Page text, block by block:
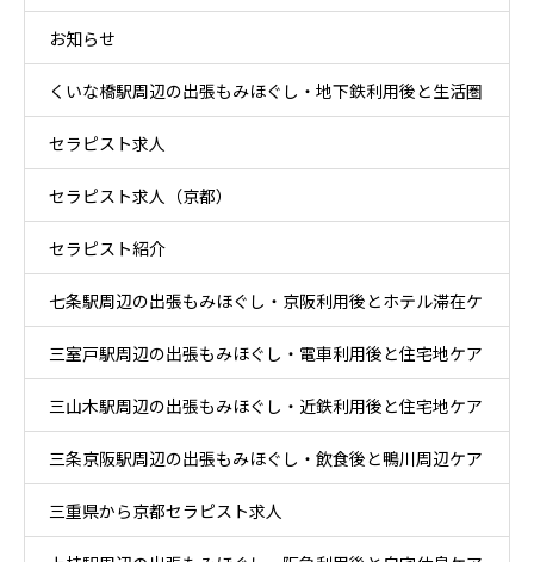
ア
お知らせ
くいな橋駅周辺の出張もみほぐし・地下鉄利用後と生活圏
ケア
セラピスト求人
セラピスト求人（京都）
セラピスト紹介
七条駅周辺の出張もみほぐし・京阪利用後とホテル滞在ケ
ア
三室戸駅周辺の出張もみほぐし・電車利用後と住宅地ケア
三山木駅周辺の出張もみほぐし・近鉄利用後と住宅地ケア
三条京阪駅周辺の出張もみほぐし・飲食後と鴨川周辺ケア
三重県から京都セラピスト求人